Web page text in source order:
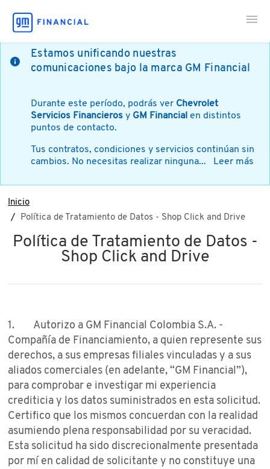
Soy Cliente
Mi Cuenta
Paga en Línea
Estamos unificando nuestras
comunicaciones bajo la marca GM Financial
Durante este período, podrás ver Chevrolet
Servicios Financieros y GM Financial en distintos
puntos de contacto.
Tus contratos, condiciones y servicios continúan sin
cambios. No necesitas realizar ninguna...
Leer más
Inicio
Política de Tratamiento de Datos - Shop Click and Drive
Política de Tratamiento de Datos -
Shop Click and Drive
1. Autorizo a GM Financial Colombia S.A. -
Compañía de Financiamiento, a quien represente sus
derechos, a sus empresas filiales vinculadas y a sus
aliados comerciales (en adelante, “GM Financial”),
para comprobar e investigar mi experiencia
crediticia y los datos suministrados en esta solicitud.
Certifico que los mismos concuerdan con la realidad
asumiendo plena responsabilidad por su veracidad.
Esta solicitud ha sido discrecionalmente presentada
por mí en calidad de solicitante y no constituye una